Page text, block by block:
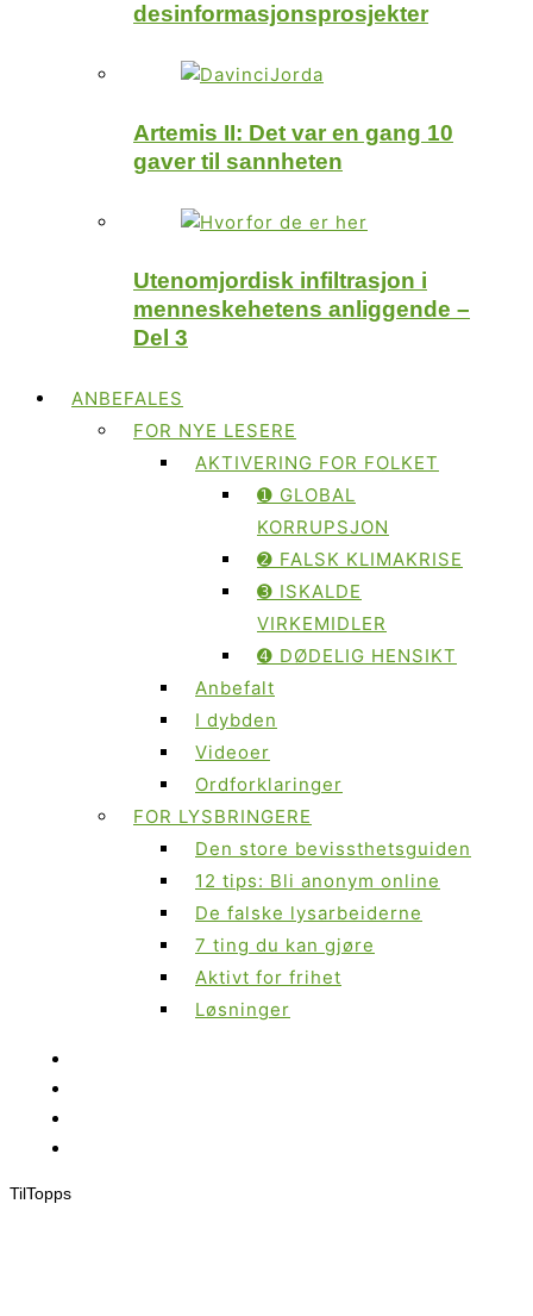
desinformasjonsprosjekter
Artemis II: Det var en gang 10
gaver til sannheten
Utenomjordisk infiltrasjon i
menneskehetens anliggende –
Del 3
ANBEFALES
FOR NYE LESERE
AKTIVERING FOR FOLKET
➊ GLOBAL
KORRUPSJON
➋ FALSK KLIMAKRISE
➌ ISKALDE
VIRKEMIDLER
➍ DØDELIG HENSIKT
Anbefalt
I dybden
Videoer
Ordforklaringer
FOR LYSBRINGERE
Den store bevissthetsguiden
12 tips: Bli anonym online
De falske lysarbeiderne
7 ting du kan gjøre
Aktivt for frihet
Løsninger
TilTopps